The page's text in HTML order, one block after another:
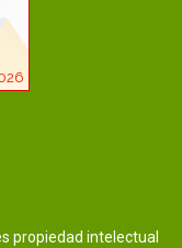
propiedad intelectual